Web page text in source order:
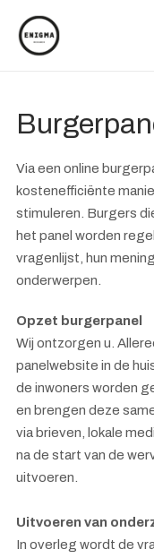
Via een online
kostenefficiënte
stimuleren. Burgers
het panel worden
vragenlijst, hun
onderwerpen.
Opzet burgerpanel
Wij ontzorgen u.
panelwebsite in de
de inwoners worden
en brengen deze
via brieven, lokale
na de start van de
uitvoeren.
Uitvoeren van
In overleg wordt de